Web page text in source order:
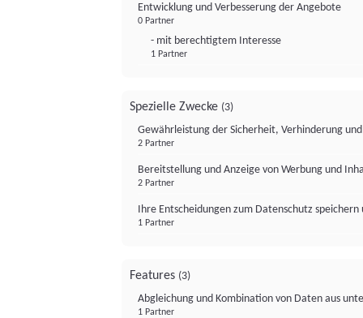
Entwicklung und Verbesserung der Angebote
0 Partner
- mit berechtigtem Interesse
1 Partner
Spezielle Zwecke (3)
Gewährleistung der Sicherheit, Verhinderung
2 Partner
Bereitstellung und Anzeige von Werbung und
2 Partner
Ihre Entscheidungen zum Datenschutz
1 Partner
Features (3)
Abgleichung und Kombination von Daten aus
1 Partner